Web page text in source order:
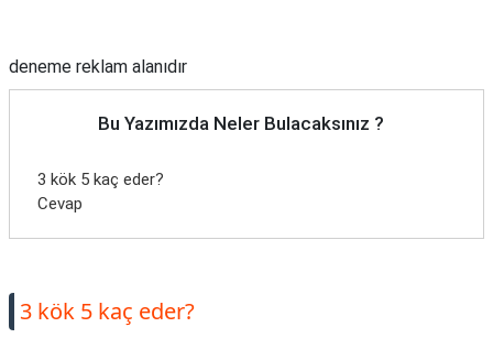
deneme reklam alanıdır
Bu Yazımızda Neler Bulacaksınız ?
3 kök 5 kaç eder?
Cevap
3 kök 5 kaç eder?